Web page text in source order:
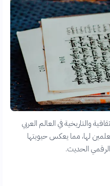
والتاريخية في العالم العربي
لها، مما يعكس حيويتها
الرقمي الحديث.